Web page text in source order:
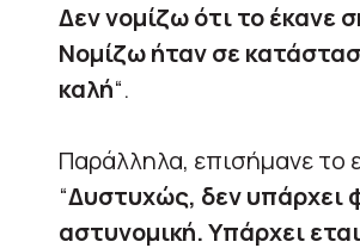
Δεν νομίζω ότι το έκανε
Νομίζω ήταν σε
καλή“.
Παράλληλα, επισήμανε το
“Δυστυχώς, δεν υπάρχει
αστυνομική. Υπάρχει